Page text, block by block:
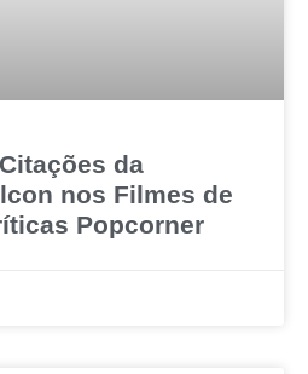
da
nos Filmes de
Popcorner